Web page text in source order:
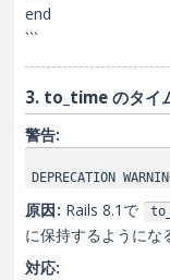
end
```
3. to_time のタイ
警告:
DEPRECATION
原因: Rails 8.1で
に保持するようにな
対応: